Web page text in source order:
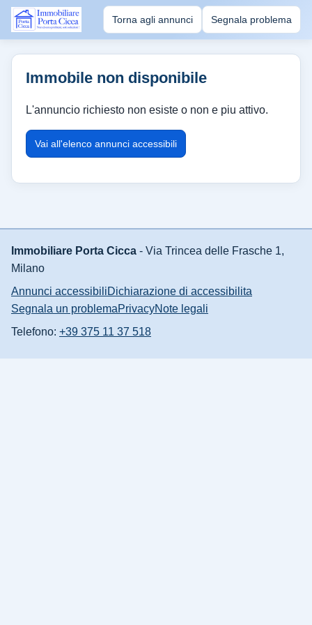
Torna agli annunci Segnala problema
Immobile non disponibile
L'annuncio richiesto non esiste o non e piu attivo.
Vai all'elenco annunci accessibili
Immobiliare Porta Cicca - Via Trincea delle Frasche 1,
Milano
Annunci accessibiliDichiarazione di accessibilita
Segnala un problemaPrivacyNote legali
Telefono: +39 375 11 37 518